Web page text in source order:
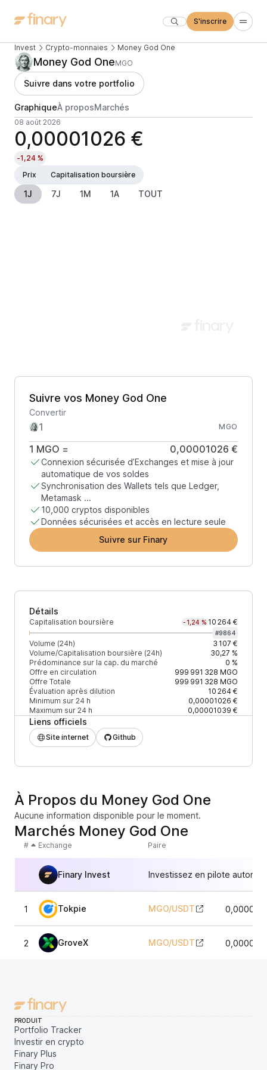
S'inscrire
Invest Crypto-monnaies Money God One
Money God OneMGO
Suivre dans votre portfolio
GraphiqueÀ proposMarchés
08 août 2026
0,00001026 €
-1,24 %
Prix
Capitalisation boursière
1J 7J 1M 1A TOUT
Suivre vos Money God One
Convertir
MGO
1 MGO = 0,00001026 €
Connexion sécurisée d’Exchanges et mise à jour
automatique de vos soldes
Synchronisation des Wallets tels que Ledger,
Metamask ...
10,000 cryptos disponibles
Données sécurisées et accès en lecture seule
Suivre sur Finary
Détails
Capitalisation boursière -1,24 % 10 264 €
#9864
Volume (24h)
3 107 €
Volume/Capitalisation boursière (24h)
30,27 %
Prédominance sur la cap. du marché
0 %
Offre en circulation
999 991 328 MGO
Offre Totale
999 991 328 MGO
Évaluation après dilution
10 264 €
Minimum sur 24 h
0,00001026 €
Maximum sur 24 h
0,00001039 €
Liens officiels
Site internet Github
À Propos du Money God One
Aucune information disponible pour le moment.
Marchés Money God One
# Exchange Paire
Finary Invest Investissez en pilote
1 Tokpie MGO/USDT
2 GroveX MGO/USDT
PRODUIT
Portfolio Tracker
Investir en crypto
Finary Plus
Finary Pro